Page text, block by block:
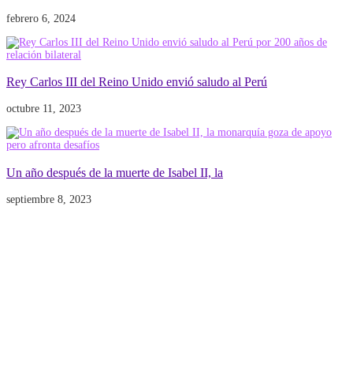
febrero 6, 2024
Rey Carlos III del Reino Unido envió saludo al Perú
octubre 11, 2023
Un año después de la muerte de Isabel II, la
septiembre 8, 2023